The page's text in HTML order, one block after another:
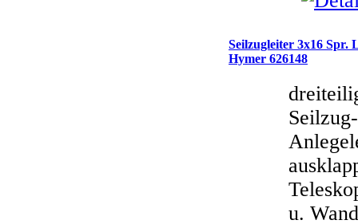
Seilzugleiter 3x16 Spr.
Hymer 626148
Seilzug-
u.